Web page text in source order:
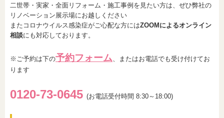
二世帯・実家・全面リフォーム・施工事例を見たい方は、ぜひ弊社の
リノベーション展示場にお越しください
またコロナウイルス感染症がご心配な方にはZOOMによるオンライン
相談にも対応しております。
※ご予約は下の予約フォーム 、またはお電話でも受け付けてお
ります
0120-73-0645 (お電話受付時間 8:30～18:00)